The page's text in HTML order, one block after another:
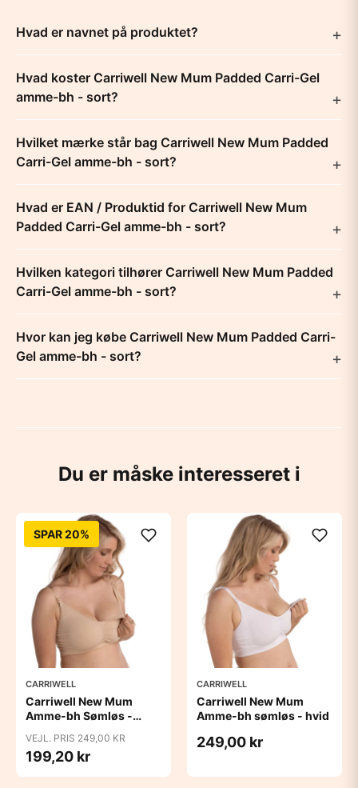
Hvad er navnet på produktet?
Hvad koster Carriwell New Mum Padded Carri-Gel
amme-bh - sort?
Hvilket mærke står bag Carriwell New Mum Padded
Carri-Gel amme-bh - sort?
Hvad er EAN / Produktid for Carriwell New Mum
Padded Carri-Gel amme-bh - sort?
Hvilken kategori tilhører Carriwell New Mum Padded
Carri-Gel amme-bh - sort?
Hvor kan jeg købe Carriwell New Mum Padded Carri-
Gel amme-bh - sort?
Du er måske interesseret i
SPAR 20%
CARRIWELL
Carriwell New Mum
Amme-bh Sømløs -
VEJL. PRIS 249,00 KR
199,20 kr
CARRIWELL
Carriwell New Mum
Amme-bh sømløs - hvid
249,00 kr